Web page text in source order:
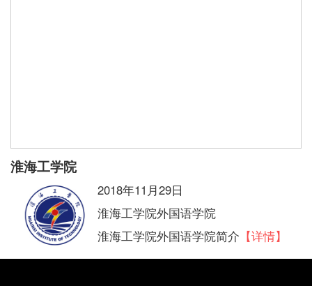
淮海工学院
2018年11月29日
淮海工学院外国语学院
淮海工学院外国语学院简介 【详情】